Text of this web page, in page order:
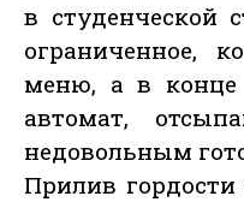
в студенческой
ограниченное,
меню, а в конце
автомат,
недовольным
Прилив